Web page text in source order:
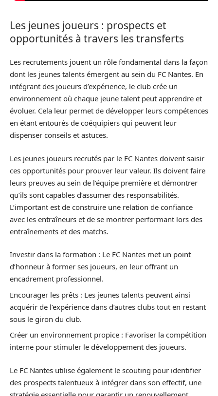
Les jeunes joueurs : prospects et
opportunités à travers les transferts
Les recrutements jouent un rôle fondamental dans la façon
dont les jeunes talents émergent au sein du FC Nantes. En
intégrant des joueurs d’expérience, le club crée un
environnement où chaque jeune talent peut apprendre et
évoluer. Cela leur permet de développer leurs compétences
en étant entourés de coéquipiers qui peuvent leur
dispenser conseils et astuces.
Les jeunes joueurs recrutés par le FC Nantes doivent saisir
ces opportunités pour prouver leur valeur. Ils doivent faire
leurs preuves au sein de l’équipe première et démontrer
qu’ils sont capables d’assumer des responsabilités.
L’important est de construire une relation de confiance
avec les entraîneurs et de se montrer performant lors des
entraînements et des matchs.
Investir dans la formation : Le FC Nantes met un point
d’honneur à former ses joueurs, en leur offrant un
encadrement professionnel.
Encourager les prêts : Les jeunes talents peuvent ainsi
acquérir de l’expérience dans d’autres clubs tout en restant
sous le giron du club.
Créer un environnement propice : Favoriser la compétition
interne pour stimuler le développement des joueurs.
Le FC Nantes utilise également le scouting pour identifier
des prospects talentueux à intégrer dans son effectif, une